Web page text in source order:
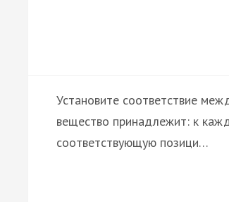
Установите соответствие
вещество принадлежит: к
соответствующую позици…